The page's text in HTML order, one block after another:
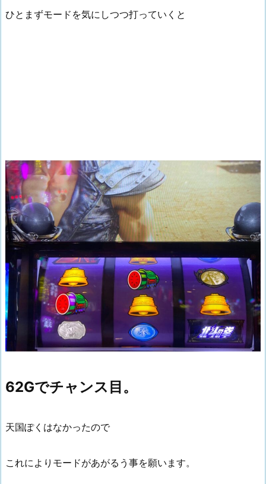
ひとまずモードを気にしつつ打っていくと
62Gでチャンス目。
天国ぽくはなかったので
これによりモードがあがるう事を願います。